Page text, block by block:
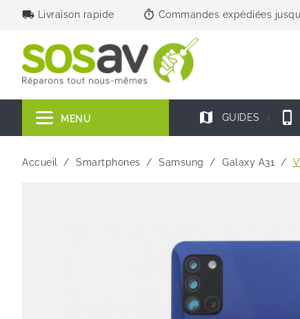
local_shipping Livraison rapide timer Commandes expédiées
MENU map GUIDES phone_iphone
Accueil Smartphones Samsung Galaxy A31